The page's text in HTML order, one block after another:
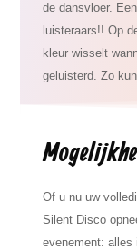
de dansvloer.
luisteraars!! Op
kleur wisselt
geluisterd. Zo
Of u nu uw
Silent Disco
evenement: